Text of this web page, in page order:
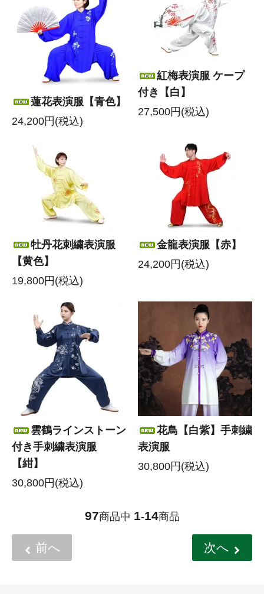
蓮花表演服【青色】
24,200円(税込)
紅梅表演服 ケープ
付き【白】
27,500円(税込)
牡丹花刺繍表演服
【黄色】
19,800円(税込)
金龍表演服【赤】
24,200円(税込)
雲鶴ラインストーン
付き手刺繍表演服
【紺】
30,800円(税込)
花鳥【白紫】手刺繍
表演服
30,800円(税込)
97商品中 1-14商品
前へ 次へ